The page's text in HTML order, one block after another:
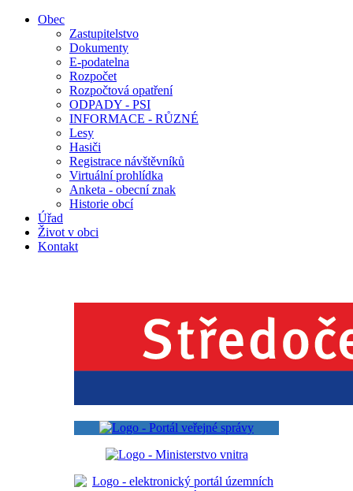
Obec
Zastupitelstvo
Dokumenty
E-podatelna
Rozpočet
Rozpočtová opatření
ODPADY - PSI
INFORMACE - RŮZNÉ
Lesy
Hasiči
Registrace návštěvníků
Virtuální prohlídka
Anketa - obecní znak
Historie obcí
Úřad
Život v obci
Kontakt